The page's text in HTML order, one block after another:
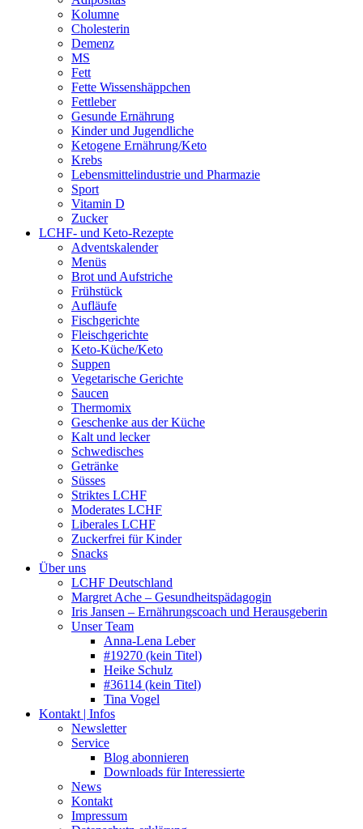
Kolumne
Cholesterin
Demenz
MS
Fett
Fette Wissenshäppchen
Fettleber
Gesunde Ernährung
Kinder und Jugendliche
Ketogene Ernährung/Keto
Krebs
Lebensmittelindustrie und Pharmazie
Sport
Vitamin D
Zucker
LCHF- und Keto-Rezepte
Adventskalender
Menüs
Brot und Aufstriche
Frühstück
Aufläufe
Fischgerichte
Fleischgerichte
Keto-Küche/Keto
Suppen
Vegetarische Gerichte
Saucen
Thermomix
Geschenke aus der Küche
Kalt und lecker
Schwedisches
Getränke
Süsses
Striktes LCHF
Moderates LCHF
Liberales LCHF
Zuckerfrei für Kinder
Snacks
Über uns
LCHF Deutschland
Margret Ache – Gesundheitspädagogin
Iris Jansen – Ernährungscoach und Herausgeberin
Unser Team
Anna-Lena Leber
#19270 (kein Titel)
Heike Schulz
#36114 (kein Titel)
Tina Vogel
Kontakt | Infos
Newsletter
Service
Blog abonnieren
Downloads für Interessierte
News
Kontakt
Impressum